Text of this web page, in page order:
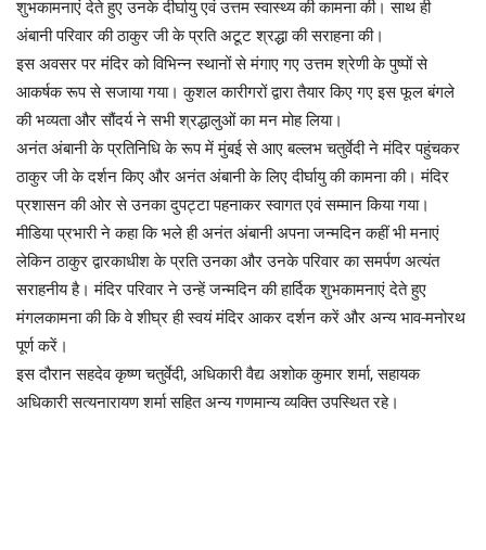
शुभकामनाएं देते हुए उनके दीर्घायु एवं उत्तम स्वास्थ्य की कामना की। साथ ही
अंबानी परिवार की ठाकुर जी के प्रति अटूट श्रद्धा की सराहना की।
इस अवसर पर मंदिर को विभिन्न स्थानों से मंगाए गए उत्तम श्रेणी के पुष्पों से
आकर्षक रूप से सजाया गया। कुशल कारीगरों द्वारा तैयार किए गए इस फूल बंगले
की भव्यता और सौंदर्य ने सभी श्रद्धालुओं का मन मोह लिया।
अनंत अंबानी के प्रतिनिधि के रूप में मुंबई से आए बल्लभ चतुर्वेदी ने मंदिर पहुंचकर
ठाकुर जी के दर्शन किए और अनंत अंबानी के लिए दीर्घायु की कामना की। मंदिर
प्रशासन की ओर से उनका दुपट्टा पहनाकर स्वागत एवं सम्मान किया गया।
मीडिया प्रभारी ने कहा कि भले ही अनंत अंबानी अपना जन्मदिन कहीं भी मनाएं
लेकिन ठाकुर द्वारकाधीश के प्रति उनका और उनके परिवार का समर्पण अत्यंत
सराहनीय है। मंदिर परिवार ने उन्हें जन्मदिन की हार्दिक शुभकामनाएं देते हुए
मंगलकामना की कि वे शीघ्र ही स्वयं मंदिर आकर दर्शन करें और अन्य भाव-मनोरथ
पूर्ण करें।
इस दौरान सहदेव कृष्ण चतुर्वेदी, अधिकारी वैद्य अशोक कुमार शर्मा, सहायक
अधिकारी सत्यनारायण शर्मा सहित अन्य गणमान्य व्यक्ति उपस्थित रहे।